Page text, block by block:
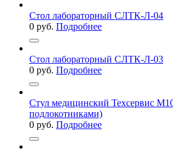
Стол лабораторный СЛТК-Л-04
0 руб. Подробнее
Стол лабораторный СЛТК-Л-03
0 руб. Подробнее
Стул медицинский Техсервис
подлокотниками)
0 руб. Подробнее